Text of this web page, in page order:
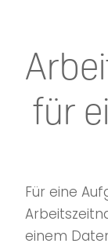
für
Für eine
einem